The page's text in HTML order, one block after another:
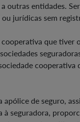
outras entidades.
jurídicas sem
que tiver
apólice de seguro,
à seguradora,